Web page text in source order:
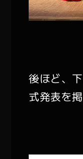
後ほど、
式発表を